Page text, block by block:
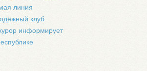
линия
клуб
информирует